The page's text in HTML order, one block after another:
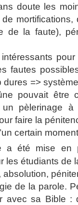
doute les
de la faute),
fautes
=>
pouvait être
un pèlerinage
faire la
certain
a été mise en
les étudiants de
de la parole.
avec sa Bible :